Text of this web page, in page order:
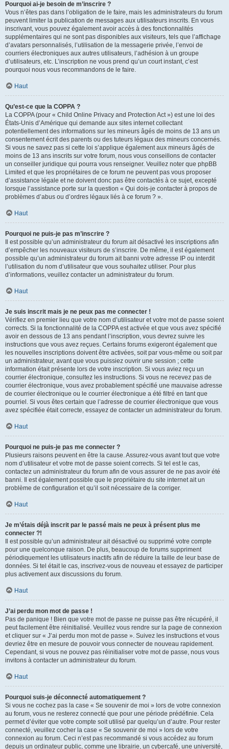
Pourquoi ai-je besoin de m’inscrire ?
Vous n’êtes pas dans l’obligation de le faire, mais les administrateurs du forum
peuvent limiter la publication de messages aux utilisateurs inscrits. En vous
inscrivant, vous pouvez également avoir accès à des fonctionnalités
supplémentaires qui ne sont pas disponibles aux visiteurs, tels que l’affichage
d’avatars personnalisés, l’utilisation de la messagerie privée, l’envoi de
courriers électroniques aux autres utilisateurs, l’adhésion à un groupe
d’utilisateurs, etc. L’inscription ne vous prend qu’un court instant, c’est
pourquoi nous vous recommandons de le faire.
Haut
Qu’est-ce que la COPPA ?
La COPPA (pour « Child Online Privacy and Protection Act ») est une loi des
États-Unis d’Amérique qui demande aux sites internet collectant
potentiellement des informations sur les mineurs âgés de moins de 13 ans un
consentement écrit des parents ou des tuteurs légaux des mineurs concernés.
Si vous ne savez pas si cette loi s’applique également aux mineurs âgés de
moins de 13 ans inscrits sur votre forum, nous vous conseillons de contacter
un conseiller juridique qui pourra vous renseigner. Veuillez noter que phpBB
Limited et que les propriétaires de ce forum ne peuvent pas vous proposer
d’assistance légale et ne doivent donc pas être contactés à ce sujet, excepté
lorsque l’assistance porte sur la question « Qui dois-je contacter à propos de
problèmes d’abus ou d’ordres légaux liés à ce forum ? ».
Haut
Pourquoi ne puis-je pas m’inscrire ?
Il est possible qu’un administrateur du forum ait désactivé les inscriptions afin
d’empêcher les nouveaux visiteurs de s’inscrire. De même, il est également
possible qu’un administrateur du forum ait banni votre adresse IP ou interdit
l’utilisation du nom d’utilisateur que vous souhaitez utiliser. Pour plus
d’informations, veuillez contacter un administrateur du forum.
Haut
Je suis inscrit mais je ne peux pas me connecter !
Vérifiez en premier lieu que votre nom d’utilisateur et votre mot de passe soient
corrects. Si la fonctionnalité de la COPPA est activée et que vous avez spécifié
avoir en dessous de 13 ans pendant l’inscription, vous devrez suivre les
instructions que vous avez reçues. Certains forums exigeront également que
les nouvelles inscriptions doivent être activées, soit par vous-même ou soit par
un administrateur, avant que vous puissiez ouvrir une session ; cette
information était présente lors de votre inscription. Si vous aviez reçu un
courrier électronique, consultez les instructions. Si vous ne recevez pas de
courrier électronique, vous avez probablement spécifié une mauvaise adresse
de courrier électronique ou le courrier électronique a été filtré en tant que
pourriel. Si vous êtes certain que l’adresse de courrier électronique que vous
avez spécifiée était correcte, essayez de contacter un administrateur du forum.
Haut
Pourquoi ne puis-je pas me connecter ?
Plusieurs raisons peuvent en être la cause. Assurez-vous avant tout que votre
nom d’utilisateur et votre mot de passe soient corrects. Si tel est le cas,
contactez un administrateur du forum afin de vous assurer de ne pas avoir été
banni. Il est également possible que le propriétaire du site internet ait un
problème de configuration et qu’il soit nécessaire de la corriger.
Haut
Je m’étais déjà inscrit par le passé mais ne peux à présent plus me
connecter ?!
Il est possible qu’un administrateur ait désactivé ou supprimé votre compte
pour une quelconque raison. De plus, beaucoup de forums suppriment
périodiquement les utilisateurs inactifs afin de réduire la taille de leur base de
données. Si tel était le cas, inscrivez-vous de nouveau et essayez de participer
plus activement aux discussions du forum.
Haut
J’ai perdu mon mot de passe !
Pas de panique ! Bien que votre mot de passe ne puisse pas être récupéré, il
peut facilement être réinitialisé. Veuillez vous rendre sur la page de connexion
et cliquer sur « J’ai perdu mon mot de passe ». Suivez les instructions et vous
devriez être en mesure de pouvoir vous connecter de nouveau rapidement.
Cependant, si vous ne pouvez pas réinitialiser votre mot de passe, nous vous
invitons à contacter un administrateur du forum.
Haut
Pourquoi suis-je déconnecté automatiquement ?
Si vous ne cochez pas la case « Se souvenir de moi » lors de votre connexion
au forum, vous ne resterez connecté que pour une période prédéfinie. Cela
permet d’éviter que votre compte soit utilisé par quelqu’un d’autre. Pour rester
connecté, veuillez cocher la case « Se souvenir de moi » lors de votre
connexion au forum. Ceci n’est pas recommandé si vous accédez au forum
depuis un ordinateur public, comme une librairie, un cybercafé, une université,